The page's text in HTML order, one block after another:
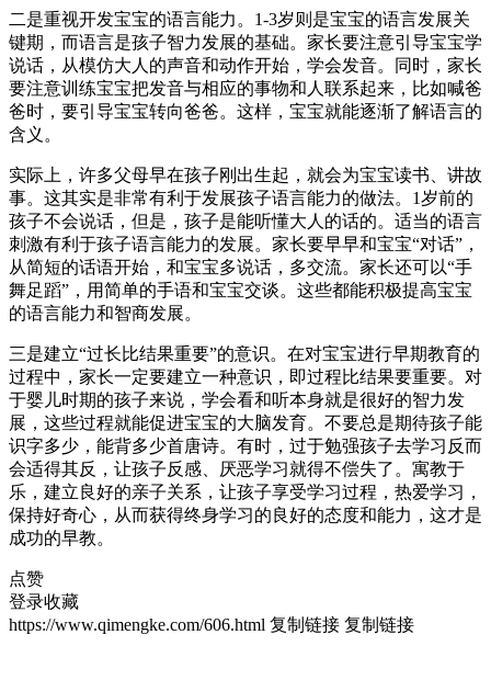
二是重视开发宝宝的语言能力。1-3岁则是宝宝的语言发展关
键期，而语言是孩子智力发展的基础。家长要注意引导宝宝学
说话，从模仿大人的声音和动作开始，学会发音。同时，家长
要注意训练宝宝把发音与相应的事物和人联系起来，比如喊爸
爸时，要引导宝宝转向爸爸。这样，宝宝就能逐渐了解语言的
含义。
实际上，许多父母早在孩子刚出生起，就会为宝宝读书、讲故
事。这其实是非常有利于发展孩子语言能力的做法。1岁前的
孩子不会说话，但是，孩子是能听懂大人的话的。适当的语言
刺激有利于孩子语言能力的发展。家长要早早和宝宝“对话”，
从简短的话语开始，和宝宝多说话，多交流。家长还可以“手
舞足蹈”，用简单的手语和宝宝交谈。这些都能积极提高宝宝
的语言能力和智商发展。
三是建立“过长比结果重要”的意识。在对宝宝进行早期教育的
过程中，家长一定要建立一种意识，即过程比结果要重要。对
于婴儿时期的孩子来说，学会看和听本身就是很好的智力发
展，这些过程就能促进宝宝的大脑发育。不要总是期待孩子能
识字多少，能背多少首唐诗。有时，过于勉强孩子去学习反而
会适得其反，让孩子反感、厌恶学习就得不偿失了。寓教于
乐，建立良好的亲子关系，让孩子享受学习过程，热爱学习，
保持好奇心，从而获得终身学习的良好的态度和能力，这才是
成功的早教。
点赞
登录收藏
https://www.qimengke.com/606.html 复制链接 复制链接